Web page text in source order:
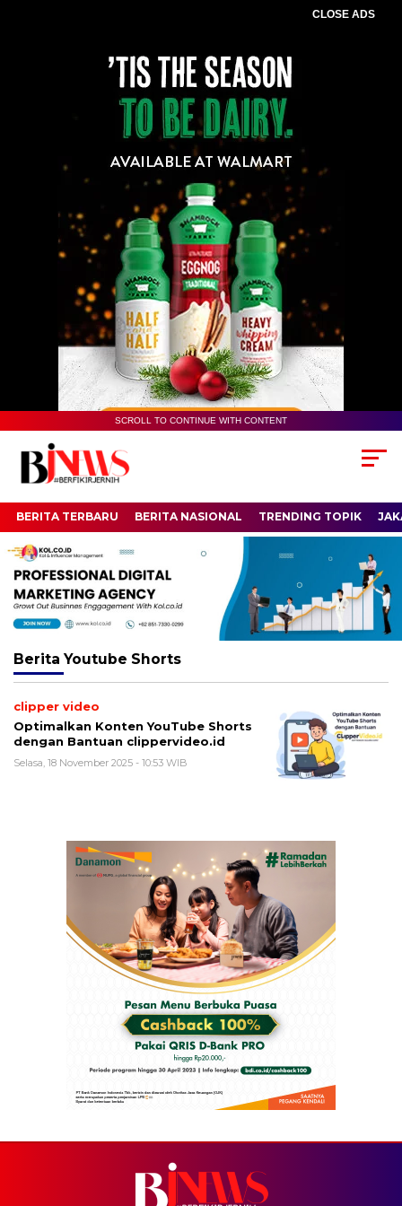
CLOSE ADS
SCROLL TO CONTINUE WITH CONTENT
BERITA TERBARU BERITA NASIONAL TRENDING TOPIK
Berita Youtube Shorts
clipper video
Optimalkan Konten YouTube Shorts
dengan Bantuan clippervideo.id
Selasa, 18 November 2025 - 10:53 WIB